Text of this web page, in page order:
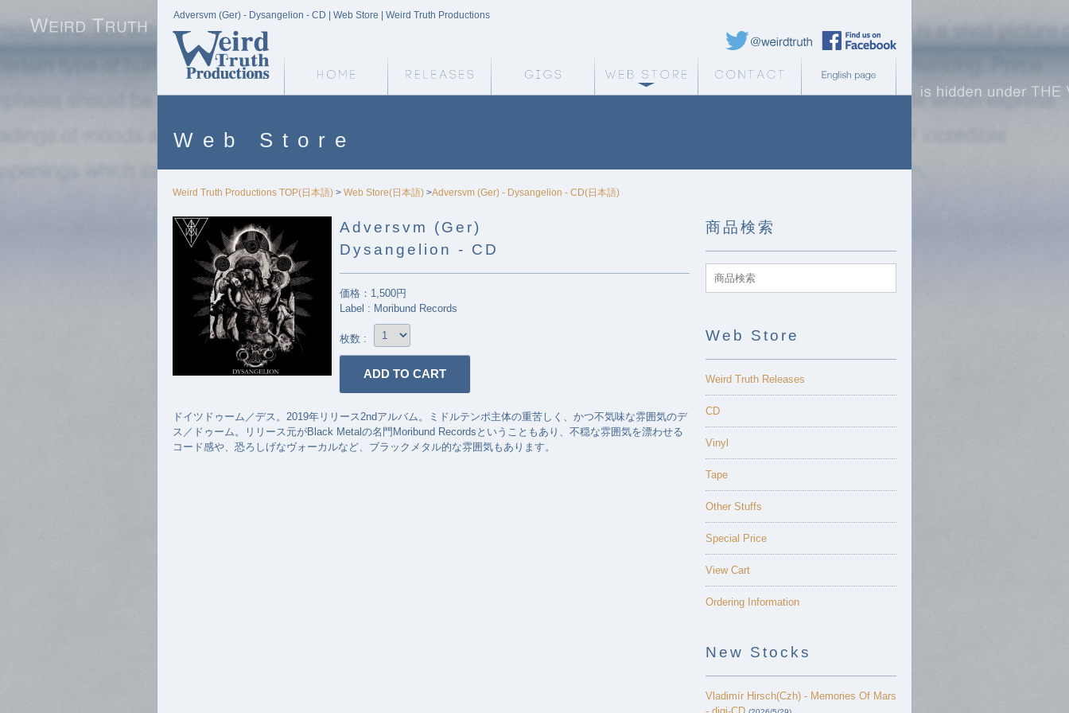
Adversvm (Ger) - Dysangelion - CD | Web Store | Weird Truth Productions
Weird Truth Twitter
Web Store
Weird Truth Productions TOP(日本語) > Web Store(日本語) >Adversvm (Ger) - Dysangelion - CD(日本語)
Adversvm (Ger)
Dysangelion - CD
価格：1,500円
Label : Moribund Records
枚数 :
ドイツドゥーム／デス。2019年リリース2ndアルバム。ミドルテンポ主体の重苦しく、かつ不気味な雰囲気のデ
ス／ドゥーム。リリース元がBlack Metalの名門Moribund Recordsということもあり、不穏な雰囲気を漂わせる
コード感や、恐ろしげなヴォーカルなど、ブラックメタル的な雰囲気もあります。
商品検索
Web Store
Weird Truth Releases
CD
Vinyl
Tape
Other Stuffs
Special Price
View Cart
Ordering Information
New Stocks
Vladimír Hirsch(Czh) - Memories Of Mars